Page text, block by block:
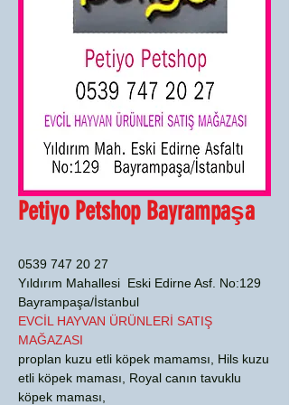
Petiyo Petshop Bayrampaşa
0539 747 20 27
Yıldırım Mahallesi Eski Edirne Asf. No:129
Bayrampaşa/İstanbul
EVCİL HAYVAN ÜRÜNLERİ SATIŞ
MAĞAZASI
proplan kuzu etli köpek mamamsı, Hils kuzu
etli köpek maması, Royal canın tavuklu
köpek maması,